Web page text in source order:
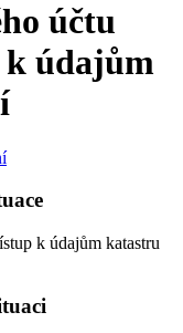
účtu
údajům
k údajům katastru